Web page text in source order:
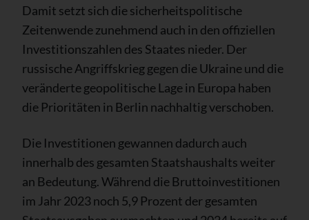
Damit setzt sich die sicherheitspolitische
Zeitenwende zunehmend auch in den offiziellen
Investitionszahlen des Staates nieder. Der
russische Angriffskrieg gegen die Ukraine und die
veränderte geopolitische Lage in Europa haben
die Prioritäten in Berlin nachhaltig verschoben.
Die Investitionen gewannen dadurch auch
innerhalb des gesamten Staatshaushalts weiter
an Bedeutung. Während die Bruttoinvestitionen
im Jahr 2023 noch 5,9 Prozent der gesamten